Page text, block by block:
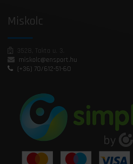
Miskolc
3528, Takta u. 3.
miskolc@ensport.hu
(+36) 70/612-51-60